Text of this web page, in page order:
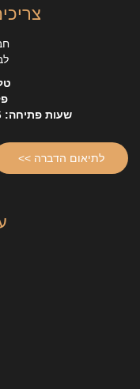
שעות פתיחה:
לתיאום הדברה >>